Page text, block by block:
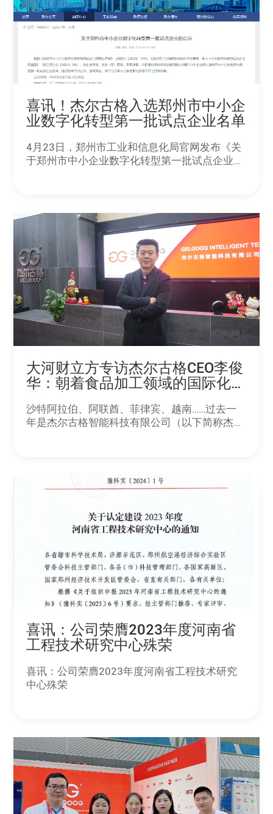
喜讯！杰尔古格入选郑州市中小企
业数字化转型第一批试点企业名单
4月23日，郑州市工业和信息化局官网发布《关
于郑州市中小企业数字化转型第一批试点企业的
新与应用领域的肯定，更是对其致力于推动食品
行业变革与产业升级所做贡献的认可。
大河财立方专访杰尔古格CEO李俊
华：朝着食品加工领域的国际化品
沙特阿拉伯、阿联酋、菲律宾、越南……过去一
年是杰尔古格智能科技有限公司（以下简称杰尔
喜讯：公司荣膺2023年度河南省
工程技术研究中心殊荣
喜讯：公司荣膺2023年度河南省工程技术研究
中心殊荣